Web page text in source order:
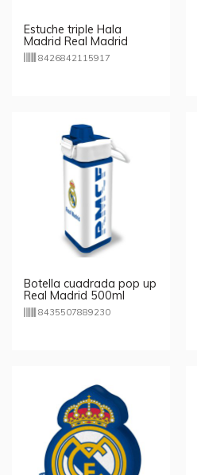
Estuche triple Hala
Madrid Real Madrid
23cm8426842115917
Botella cuadrada pop up
Real Madrid 500ml
8435507889230